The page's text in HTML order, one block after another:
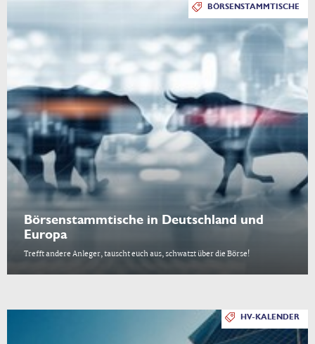
BÖRSENSTAMMTISCHE
Börsenstammtische in Deutschland und
Europa
Trefft andere Anleger, tauscht euch aus, schwatzt über die Börse!
HV-KALENDER